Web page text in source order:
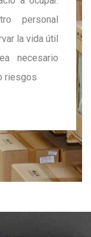
personal
la vida útil
necesario
riesgos